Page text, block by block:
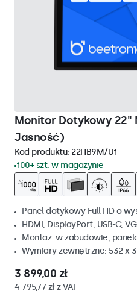
Monitor Dotykowy 22"
Jasność)
Kod produktu: 22HB9M/U1
100+ szt. w magazynie
Panel dotykowy Full HD o
HDMI, DisplayPort, USB-C,
Montaz: w zabudowie,
Wymiary zewnętrzne: 532 x
3 899,00 zł
4 795,77 zł z VAT